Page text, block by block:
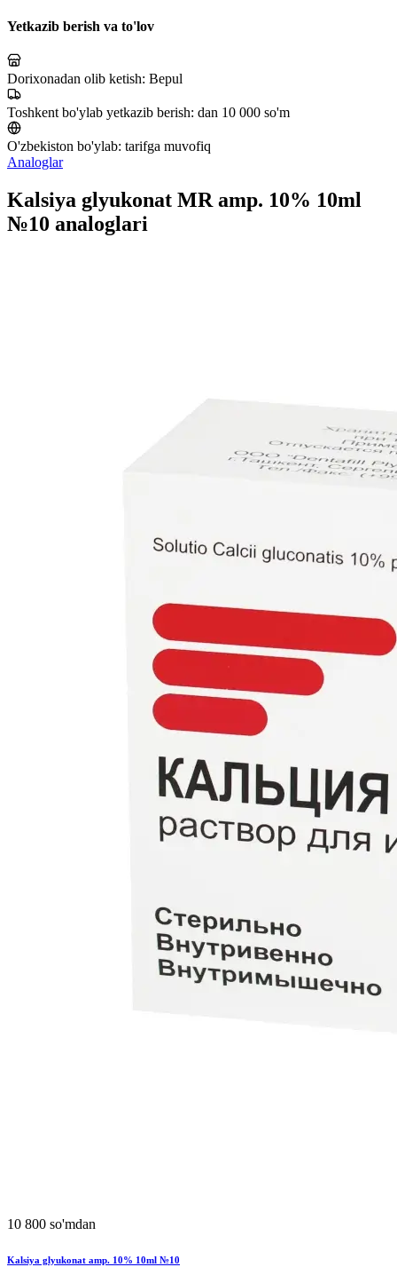
Yetkazib berish va to'lov
Dorixonadan olib ketish: Bepul
Toshkent bo'ylab yetkazib berish: dan 10 000 so'm
O'zbekiston bo'ylab: tarifga muvofiq
Analoglar
Kalsiya glyukonat MR amp. 10% 10ml
№10 analoglari
10 800 so'mdan
Kalsiya glyukonat amp. 10% 10ml №10